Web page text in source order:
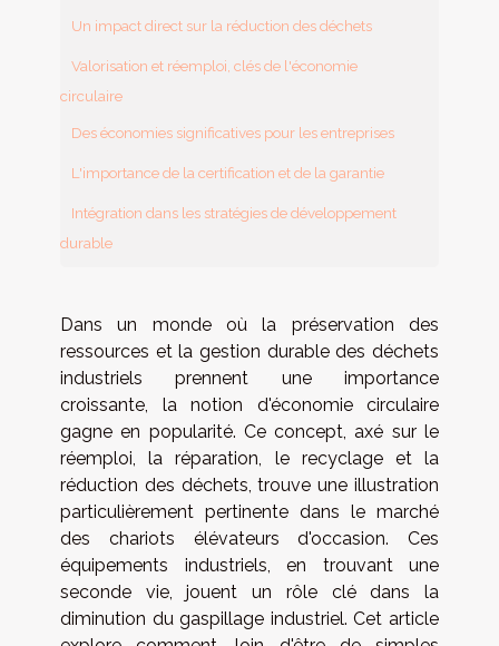
Un impact direct sur la réduction des déchets
Valorisation et réemploi, clés de l'économie
circulaire
Des économies significatives pour les entreprises
L'importance de la certification et de la garantie
Intégration dans les stratégies de développement
durable
Dans un monde où la préservation des
ressources et la gestion durable des déchets
industriels prennent une importance
croissante, la notion d'économie circulaire
gagne en popularité. Ce concept, axé sur le
réemploi, la réparation, le recyclage et la
réduction des déchets, trouve une illustration
particulièrement pertinente dans le marché
des chariots élévateurs d'occasion. Ces
équipements industriels, en trouvant une
seconde vie, jouent un rôle clé dans la
diminution du gaspillage industriel. Cet article